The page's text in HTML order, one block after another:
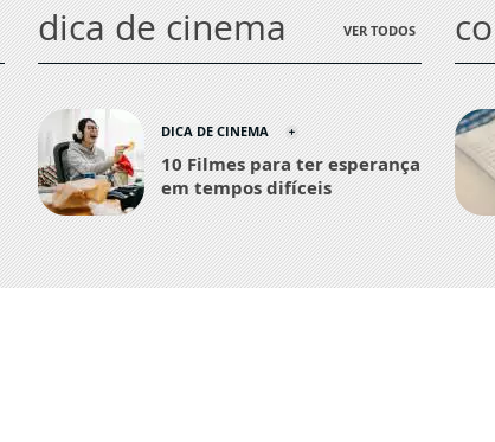
dica de cinema VER TODOS
DICA DE CINEMA
10 Filmes para ter esperança
em tempos difíceis